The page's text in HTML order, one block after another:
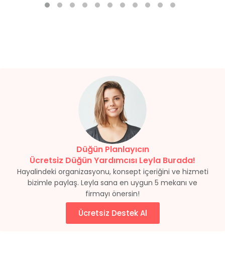
Düğün Planlayıcın
Ücretsiz Düğün Yardımcısı Leyla Burada!
Hayalindeki organizasyonu, konsept içeriğini ve hizmeti
bizimle paylaş. Leyla sana en uygun 5 mekanı ve
firmayı önersin!
Ücretsiz Destek Al